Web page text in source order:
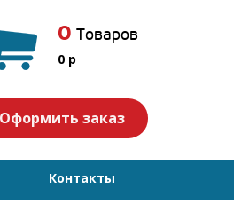
0 Товаров
0 p
Оформить заказ
Контакты